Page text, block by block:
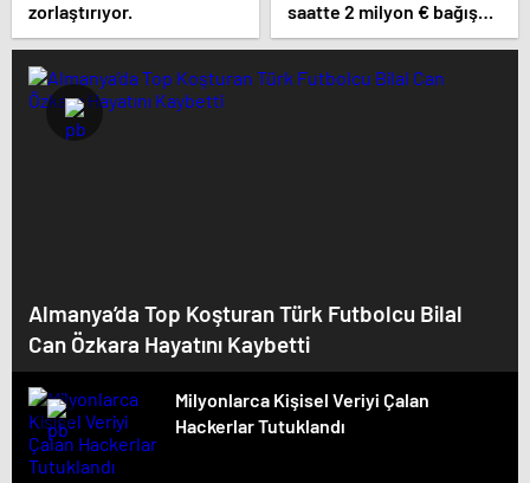
zorlaştırıyor.
saatte 2 milyon € bağış
topladı
Almanya’da Top Koşturan Türk Futbolcu Bilal
Can Özkara Hayatını Kaybetti
Milyonlarca Kişisel Veriyi Çalan
Hackerlar Tutuklandı